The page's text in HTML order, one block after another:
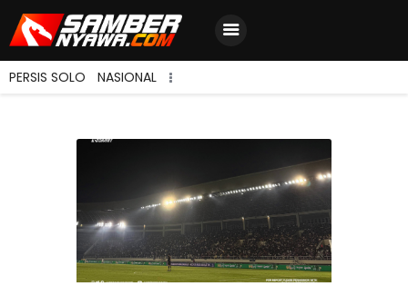
PERSIS SOLO NASIONAL
Berita Terbaru
Klasemen